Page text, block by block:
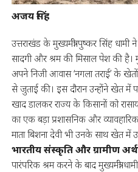
अजय सिंह
उत्तराखंड के मुख्यमंत्री पुष्कर सिंह धामी
सादगी और श्रम की मिसाल पेश की है।
अपने निजी आवास ‘नगला तराई’ के
से जुताई की। इस दौरान उन्होंने खेत में
खाद डालकर राज्य के किसानों को
का एक बड़ा प्रशासनिक और
माता बिशना देवी भी उनके साथ खेत में
भारतीय संस्कृति और ग्रामीण
पारंपरिक श्रम करने के बाद मुख्यमंत्री